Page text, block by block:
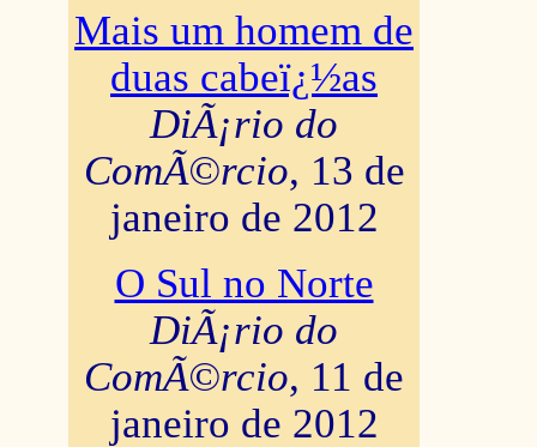
Mais um homem de
duas cabeï¿½as
DiÃ¡rio do
ComÃ©rcio, 13 de
janeiro de 2012
O Sul no Norte
DiÃ¡rio do
ComÃ©rcio, 11 de
janeiro de 2012